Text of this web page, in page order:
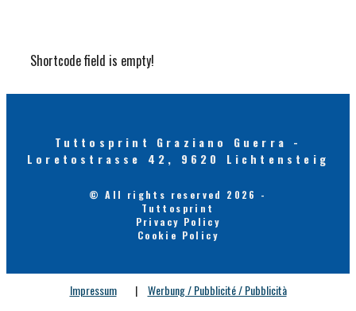
Shortcode field is empty!
Tuttosprint Graziano Guerra -
Loretostrasse 42, 9620 Lichtensteig
© All rights reserved 2026 -
Tuttosprint
Privacy Policy
Cookie Policy
Impressum | Werbung / Pubblicité / Pubblicità